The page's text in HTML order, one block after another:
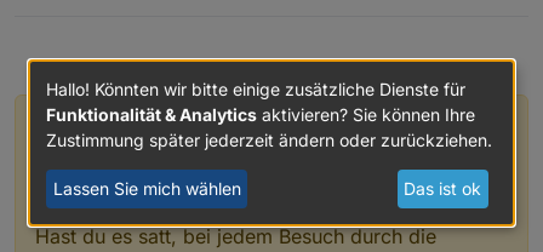
Hey! Du scheinst an dieser Unterhaltung
Konto.
Hast du es satt, bei jedem Besuch durch die
Hallo! Könnten wir bitte einige zusätzliche Dienste für
Funktionalität & Analytics aktivieren? Sie können Ihre
Zustimmung später jederzeit ändern oder zurückziehen.
Lassen Sie mich wählen Das ist ok